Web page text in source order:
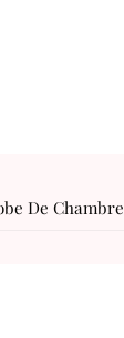
De Chambre